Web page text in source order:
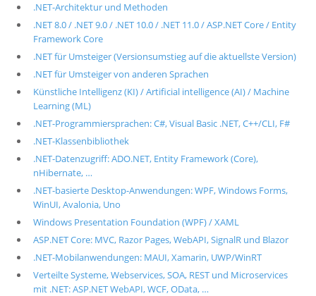
.NET-Architektur und Methoden
.NET 8.0 / .NET 9.0 / .NET 10.0 / .NET 11.0 / ASP.NET Core / Entity
Framework Core
.NET für Umsteiger (Versionsumstieg auf die aktuellste Version)
.NET für Umsteiger von anderen Sprachen
Künstliche Intelligenz (KI) / Artificial intelligence (AI) / Machine
Learning (ML)
.NET-Programmiersprachen: C#, Visual Basic .NET, C++/CLI, F#
.NET-Klassenbibliothek
.NET-Datenzugriff: ADO.NET, Entity Framework (Core),
nHibernate, …
.NET-basierte Desktop-Anwendungen: WPF, Windows Forms,
WinUI, Avalonia, Uno
Windows Presentation Foundation (WPF) / XAML
ASP.NET Core: MVC, Razor Pages, WebAPI, SignalR und Blazor
.NET-Mobilanwendungen: MAUI, Xamarin, UWP/WinRT
Verteilte Systeme, Webservices, SOA, REST und Microservices
mit .NET: ASP.NET WebAPI, WCF, OData, …